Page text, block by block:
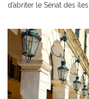
d’abriter le Sénat des